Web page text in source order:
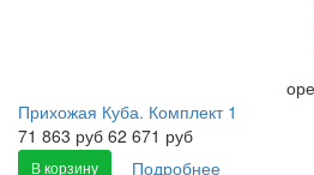
Прихожая Куба. Комплект 1
71 863 руб 62 671 руб
В корзину Подробнее